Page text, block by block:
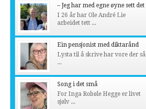
– Jeg har med egne øyne sett det
I 26 år har Ole André Lie
arbeidet tett ...
Ein pensjonist med diktarånd
Lysta til å skrive har vore der så
...
Song i det små
For Inga Robøle Hegge er livet
sjølv ...